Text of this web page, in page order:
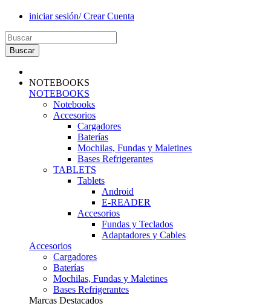
iniciar sesión/ Crear Cuenta
Buscar
NOTEBOOKS
NOTEBOOKS
Notebooks
Accesorios
Cargadores
Baterías
Mochilas, Fundas y Maletines
Bases Refrigerantes
TABLETS
Tablets
Android
E-READER
Accesorios
Fundas y Teclados
Adaptadores y Cables
Accesorios
Cargadores
Baterías
Mochilas, Fundas y Maletines
Bases Refrigerantes
Marcas Destacados